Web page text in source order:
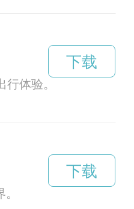
体验。
下载
下载